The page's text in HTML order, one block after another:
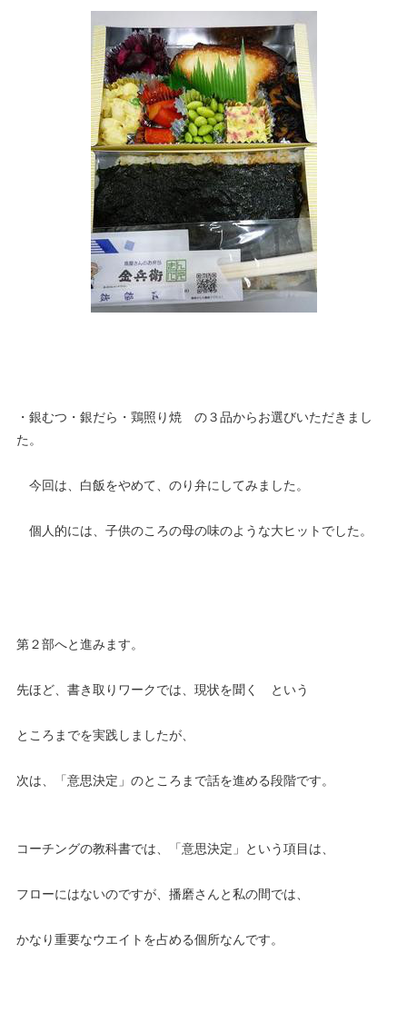
・銀むつ・銀だら・鶏照り焼 の３品からお選びいただきまし
た。
今回は、白飯をやめて、のり弁にしてみました。
個人的には、子供のころの母の味のような大ヒットでした。
第２部へと進みます。
先ほど、書き取りワークでは、現状を聞く という
ところまでを実践しましたが、
次は、「意思決定」のところまで話を進める段階です。
コーチングの教科書では、「意思決定」という項目は、
フローにはないのですが、播磨さんと私の間では、
かなり重要なウエイトを占める個所なんです。